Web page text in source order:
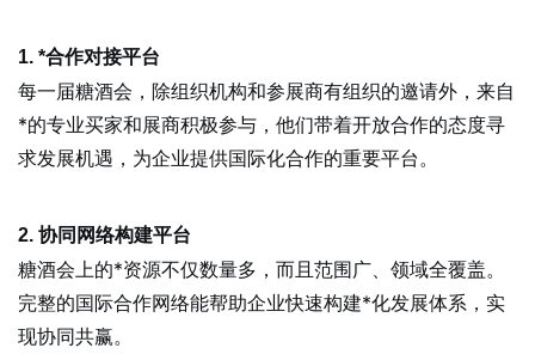
1. *合作对接平台
每一届糖酒会，除组织机构和参展商有组织的邀请外，来自
*的专业买家和展商积极参与，他们带着开放合作的态度寻
求发展机遇，为企业提供国际化合作的重要平台。
2. 协同网络构建平台
糖酒会上的*资源不仅数量多，而且范围广、领域全覆盖。
完整的国际合作网络能帮助企业快速构建*化发展体系，实
现协同共赢。